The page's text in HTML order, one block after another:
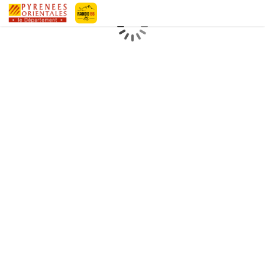
Geotrek-randoLoading